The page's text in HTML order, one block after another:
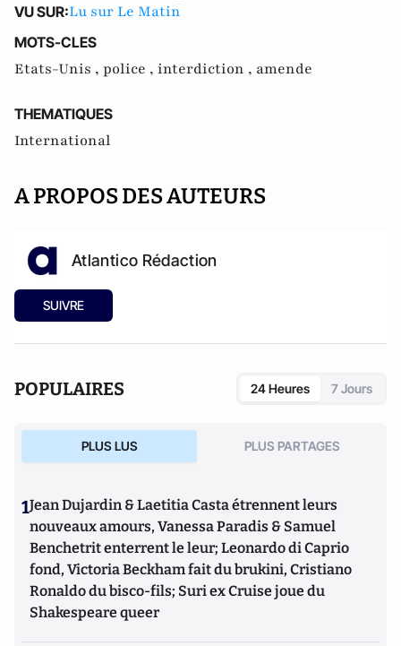
VU SUR:Lu sur Le Matin
MOTS-CLES
Etats-Unis , police , interdiction , amende
THEMATIQUES
International
A PROPOS DES AUTEURS
Atlantico Rédaction
SUIVRE
POPULAIRES 24 Heures 7 Jours
PLUS LUS PLUS PARTAGES
1Jean Dujardin & Laetitia Casta étrennent leurs
nouveaux amours, Vanessa Paradis & Samuel
Benchetrit enterrent le leur; Leonardo di Caprio
fond, Victoria Beckham fait du brukini, Cristiano
Ronaldo du bisco-fils; Suri ex Cruise joue du
Shakespeare queer